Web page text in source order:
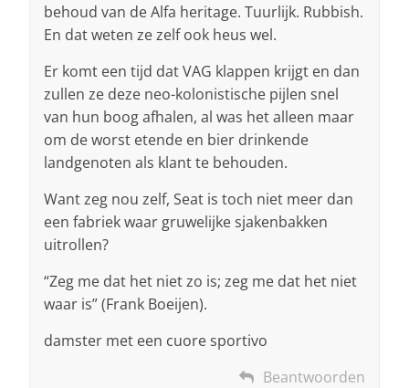
behoud van de Alfa heritage. Tuurlijk. Rubbish.
En dat weten ze zelf ook heus wel.
Er komt een tijd dat VAG klappen krijgt en dan
zullen ze deze neo-kolonistische pijlen snel
van hun boog afhalen, al was het alleen maar
om de worst etende en bier drinkende
landgenoten als klant te behouden.
Want zeg nou zelf, Seat is toch niet meer dan
een fabriek waar gruwelijke sjakenbakken
uitrollen?
“Zeg me dat het niet zo is; zeg me dat het niet
waar is” (Frank Boeijen).
damster met een cuore sportivo
Beantwoorden